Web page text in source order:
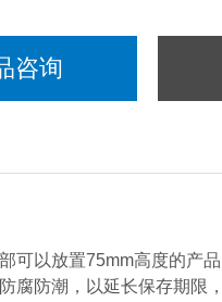
咨询
可以放置75mm高度的产
腐防潮，以延长保存期限